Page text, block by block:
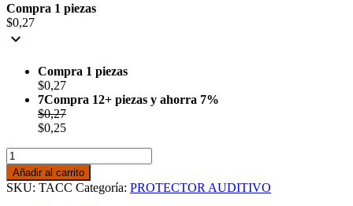
Compra 1 piezas
$0,27
Compra 1 piezas
$0,27
7Compra 12+ piezas y ahorra 7%
$0,27
$0,25
TAPON
AUDITIVO
CON
CORDON
Añadir al carrito
SKU: TACC Categoría: PROTECTOR AUDITIVO